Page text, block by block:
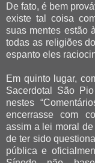
De fato, é bem
existe tal coisa
suas mentes estão
todas as religiões
espanto eles
Em quinto lugar,
Sacerdotal São
nestes
encerrasse com
assim a lei moral
de ter sido
pública e